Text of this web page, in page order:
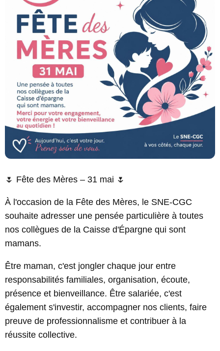
🌷 Fête des Mères – 31 mai 🌷
À l'occasion de la Fête des Mères, le SNE-CGC
souhaite adresser une pensée particulière à toutes
nos collègues de la Caisse d'Épargne qui sont
mamans.
Être maman, c'est jongler chaque jour entre
responsabilités familiales, organisation, écoute,
présence et bienveillance. Être salariée, c'est
également s'investir, accompagner nos clients, faire
preuve de professionnalisme et contribuer à la
réussite collective.